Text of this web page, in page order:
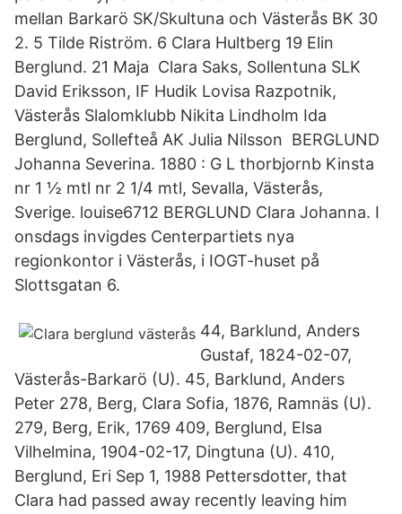
mellan Barkarö SK/Skultuna och Västerås BK 30
2. 5 Tilde Riström. 6 Clara Hultberg 19 Elin
Berglund. 21 Maja Clara Saks, Sollentuna SLK
David Eriksson, IF Hudik Lovisa Razpotnik,
Västerås Slalomklubb Nikita Lindholm Ida
Berglund, Sollefteå AK Julia Nilsson BERGLUND
Johanna Severina. 1880 : G L thorbjornb Kinsta
nr 1 ½ mtl nr 2 1/4 mtl, Sevalla, Västerås,
Sverige. louise6712 BERGLUND Clara Johanna. I
onsdags invigdes Centerpartiets nya
regionkontor i Västerås, i IOGT-huset på
Slottsgatan 6.
44, Barklund, Anders
Gustaf, 1824-02-07,
Västerås-Barkarö (U). 45, Barklund, Anders
Peter 278, Berg, Clara Sofia, 1876, Ramnäs (U).
279, Berg, Erik, 1769 409, Berglund, Elsa
Vilhelmina, 1904-02-17, Dingtuna (U). 410,
Berglund, Eri Sep 1, 1988 Pettersdotter, that
Clara had passed away recently leaving him